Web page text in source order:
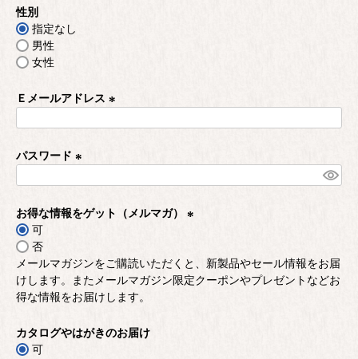
)
性別
指定なし
男性
女性
Ｅメールアドレス
)
パスワード
須
お得な情報をゲット（メルマガ）
須
)
可
否
メールマガジンをご購読いただくと、新製品やセール情報をお届
けします。またメールマガジン限定クーポンやプレゼントなどお
得な情報をお届けします。
カタログやはがきのお届け
可